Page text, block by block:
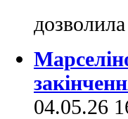
04.05.26